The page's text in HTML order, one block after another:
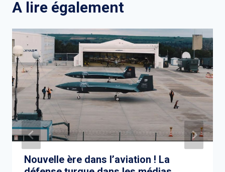
A lire également
Nouvelle ère dans l’aviation ! La